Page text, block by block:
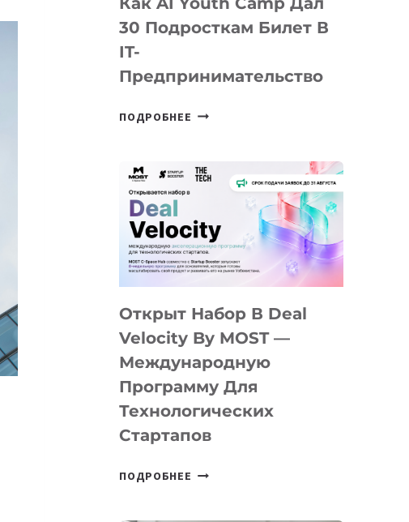
30 Подросткам Билет В
IT-
Предпринимательство
ПОДРОБНЕЕ ОТ
АЛМАТЫ:
YOUTH
CAMP
ДАЛ
ПОДРОСТКАМ
БИЛЕТ
IT-
ПРЕДПРИНИМАТЕЛЬСТВО
Открыт Набор В Deal
Velocity By MOST —
Международную
Программу Для
Технологических
Стартапов
ПОДРОБНЕЕ ОТКРЫТ